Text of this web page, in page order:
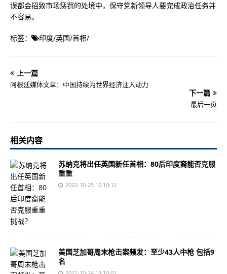
误都会招致市场惩罚的处境中，保守党新领导人要完成政治任务并
不容易。
标签： 印度/英国/首相/
上一篇
阿根廷媒体文章：中国持续为世界经济注入动力
下一篇
最后一页
相关内容
苏纳克将出任英国新任首相：80后印度裔能否克服
重重
2022-10-25 10:10:12
美国芝加哥周末枪击案频发：至少43人中枪 包括9
名